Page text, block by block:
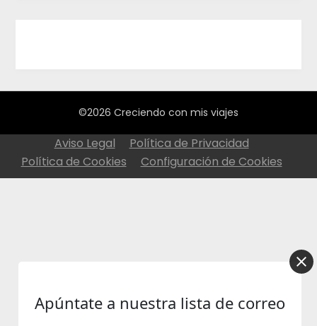
©2026 Creciendo con mis viajes
Aviso Legal
Política de Privacidad
Política de Cookies
Configuración de Cookies
Apúntate a nuestra lista de correo